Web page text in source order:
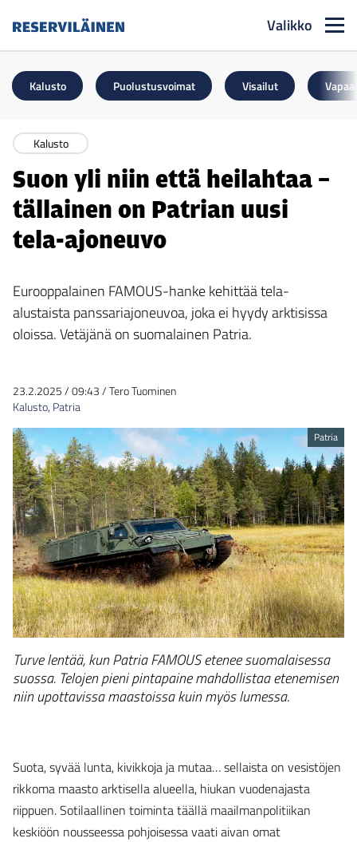
Valikko
Kalusto Puolustusvoimat Visailut
Kalusto
Suon yli niin että heilahtaa –
tällainen on Patrian uusi
tela-ajoneuvo
Eurooppalainen FAMOUS-hanke kehittää tela-
alustaista panssariajoneuvoa, joka ei hyydy arktisissa
oloissa. Vetäjänä on suomalainen Patria.
23.2.2025/09:43/Tero Tuominen
Kalusto, Patria
Patria
Turve lentää, kun Patria FAMOUS etenee suomalaisessa
suossa. Telojen pieni pintapaine mahdollistaa etenemisen
niin upottavissa maastoissa kuin myös lumessa.
Suota, syvää lunta, kivikkoja ja mutaa… sellaista on vesistöjen
rikkoma maasto arktisella alueella, hiukan vuodenajasta
riippuen. Sotilaallinen toiminta täällä maailmanpolitiikan
keskiöön nousseessa pohjoisessa vaati aivan omat